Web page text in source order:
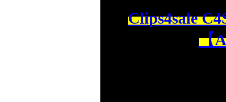
Clips4sale
【